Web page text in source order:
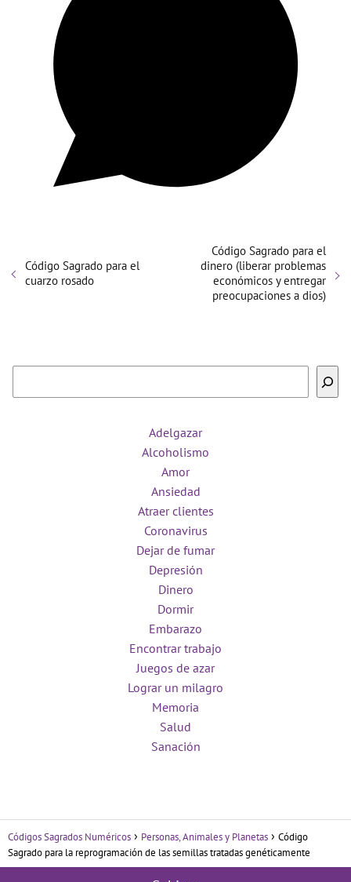
Código Sagrado para el
cuarzo rosado
Código Sagrado para el
dinero (liberar problemas
económicos y entregar
preocupaciones a dios)
Adelgazar
Alcoholismo
Amor
Ansiedad
Atraer clientes
Coronavirus
Dejar de fumar
Depresión
Dinero
Dormir
Embarazo
Encontrar trabajo
Juegos de azar
Lograr un milagro
Memoria
Salud
Sanación
Códigos Sagrados Numéricos Personas, Animales y Planetas
Código
Sagrado para la reprogramación de las semillas tratadas genéticamente